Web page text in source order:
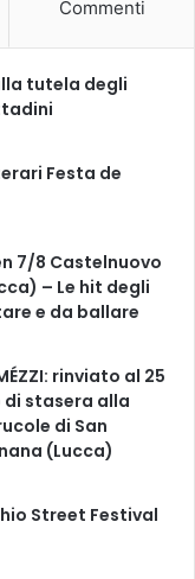
Commenti
tutela degli
Festa de
7/8 Castelnuovo
– Le hit degli
e da ballare
rinviato al 25
stasera alla
di San
(Lucca)
Street Festival